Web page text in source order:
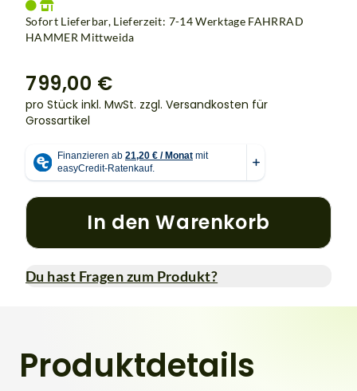
Sofort Lieferbar, Lieferzeit: 7-14 Werktage FAHRRAD
HAMMER Mittweida
799,00 €
pro Stück inkl. MwSt. zzgl. Versandkosten für
Grossartikel
In den Warenkorb
Du hast Fragen zum Produkt?
Produktdetails